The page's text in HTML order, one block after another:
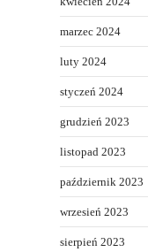
marzec 2024
luty 2024
styczeń 2024
grudzień 2023
listopad 2023
październik 2023
wrzesień 2023
sierpień 2023